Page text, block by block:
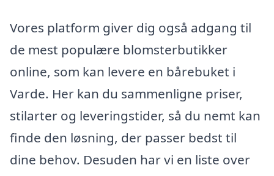
Vores platform giver dig også adgang til
de mest populære blomsterbutikker
online, som kan levere en bårebuket i
Varde. Her kan du sammenligne priser,
stilarter og leveringstider, så du nemt kan
finde den løsning, der passer bedst til
dine behov. Desuden har vi en liste over